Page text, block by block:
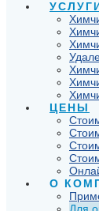
ЦЕНЫ
О